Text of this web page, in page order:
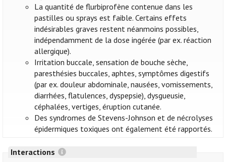
La quantité de flurbiprofène contenue dans les
pastilles ou sprays est faible. Certains effets
indésirables graves restent néanmoins possibles,
indépendamment de la dose ingérée (par ex. réaction
allergique).
Irritation buccale, sensation de bouche sèche,
paresthésies buccales, aphtes, symptômes digestifs
(par ex. douleur abdominale, nausées, vomissements,
diarrhées, flatulences, dyspepsie), dysgueusie,
céphalées, vertiges, éruption cutanée.
Des syndromes de Stevens-Johnson et de nécrolyses
épidermiques toxiques ont également été rapportés.
Interactions